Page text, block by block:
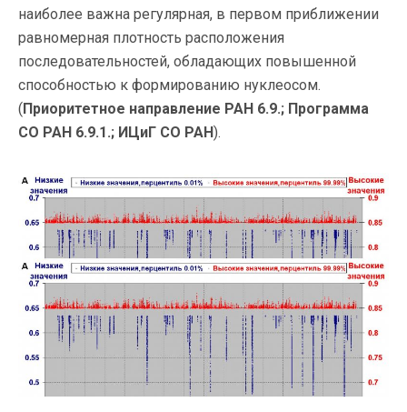
наиболее важна регулярная, в первом приближении
равномерная плотность расположения
последовательностей, обладающих повышенной
способностью к формированию нуклеосом.
(Приоритетное направление РАН 6.9.; Программа
СО РАН 6.9.1.; ИЦиГ СО РАН).